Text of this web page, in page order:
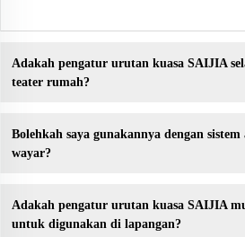
Adakah pengatur urutan kuasa SAIJIA
teater rumah?
Bolehkah saya gunakannya dengan
wayar?
Adakah pengatur urutan kuasa SAIJIA
untuk digunakan di lapangan?